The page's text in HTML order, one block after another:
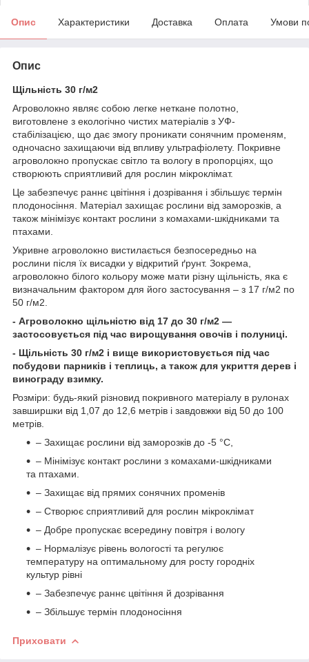
Опис Характеристики Доставка Оплата Умови
Опис
Щільність 30 г/м2
Агроволокно являє собою легке неткане полотно,
виготовлене з екологічно чистих матеріалів з УФ-
стабілізацією, що дає змогу проникати сонячним променям,
одночасно захищаючи від впливу ультрафіолету. Покривне
агроволокно пропускає світло та вологу в пропорціях, що
створюють сприятливий для рослин мікроклімат.
Це забезпечує раннє цвітіння і дозрівання і збільшує термін
плодоносіння. Матеріал захищає рослини від заморозків, а
також мінімізує контакт рослини з комахами-шкідниками та
птахами.
Укривне агроволокно вистилається безпосередньо на
рослини після їх висадки у відкритий ґрунт. Зокрема,
агроволокно білого кольору може мати різну щільність, яка є
визначальним фактором для його застосування – з 17 г/м2 по
50 г/м2.
- Агроволокно щільністю від 17 до 30 г/м2 —
застосовується під час вирощування овочів і полуниці.
- Щільність 30 г/м2 і вище використовується під час
побудови парників і теплиць, а також для укриття дерев і
винограду взимку.
Розміри: будь-який різновид покривного матеріалу в рулонах
завширшки від 1,07 до 12,6 метрів і завдовжки від 50 до 100
метрів.
– Захищає рослини від заморозків до -5 °C,
– Мінімізує контакт рослини з комахами-шкідниками
та птахами.
– Захищає від прямих сонячних променів
– Створює сприятливий для рослин мікроклімат
– Добре пропускає всередину повітря і вологу
– Нормалізує рівень вологості та регулює
температуру на оптимальному для росту городніх
культур рівні
– Забезпечує раннє цвітіння й дозрівання
– Збільшує термін плодоносіння
Приховати